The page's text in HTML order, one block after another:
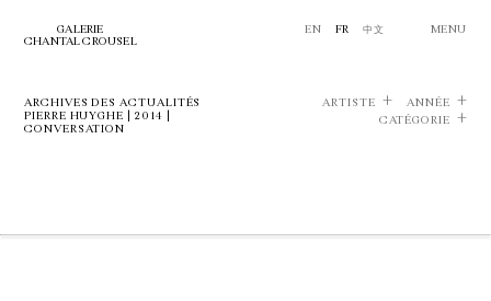
GALERIE
CHANTAL CROUSEL
EN FR 中文 MENU
ARCHIVES DES ACTUALITÉS
PIERRE HUYGHE | 2014 |
CONVERSATION
ARTISTE
ANNÉE
CATÉGORIE